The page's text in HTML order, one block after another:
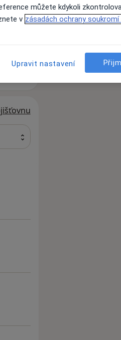
můžete kdykoli
v zásadách ochrany soukromí
Upravit nastavení